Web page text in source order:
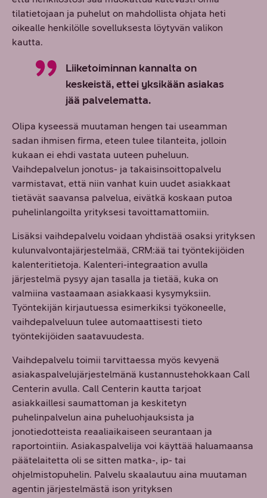
tilatietojaan ja puhelut on mahdollista ohjata heti
oikealle henkilölle sovelluksesta löytyvän valikon
kautta.
Liiketoiminnan kannalta on
keskeistä, ettei yksikään asiakas
jää palvelematta.
Olipa kyseessä muutaman hengen tai useamman
sadan ihmisen firma, eteen tulee tilanteita, jolloin
kukaan ei ehdi vastata uuteen puheluun.
Vaihdepalvelun jonotus- ja takaisinsoittopalvelu
varmistavat, että niin vanhat kuin uudet asiakkaat
tietävät saavansa palvelua, eivätkä koskaan putoa
puhelinlangoilta yrityksesi tavoittamattomiin.
Lisäksi vaihdepalvelu voidaan yhdistää osaksi yrityksen
kulunvalvontajärjestelmää, CRM:ää tai työntekijöiden
kalenteritietoja. Kalenteri-integraation avulla
järjestelmä pysyy ajan tasalla ja tietää, kuka on
valmiina vastaamaan asiakkaasi kysymyksiin.
Työntekijän kirjautuessa esimerkiksi työkoneelle,
vaihdepalveluun tulee automaattisesti tieto
työntekijöiden saatavuudesta.
Vaihdepalvelu toimii tarvittaessa myös kevyenä
asiakaspalvelujärjestelmänä kustannustehokkaan Call
Centerin avulla. Call Centerin kautta tarjoat
asiakkaillesi saumattoman ja keskitetyn
puhelinpalvelun aina puheluohjauksista ja
jonotiedotteista reaaliaikaiseen seurantaan ja
raportointiin. Asiakaspalvelija voi käyttää haluamaansa
päätelaitetta oli se sitten matka-, ip- tai
ohjelmistopuhelin. Palvelu skaalautuu aina muutaman
agentin järjestelmästä ison yrityksen